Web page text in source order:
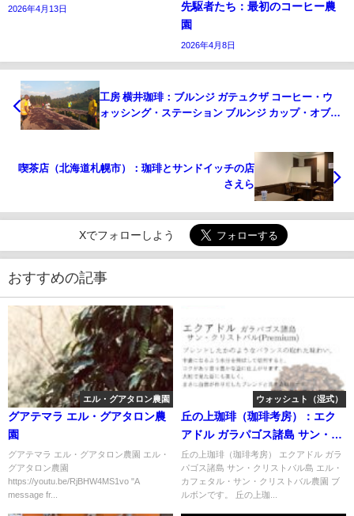
2026年4月13日
先駆者たち：最初のコーヒー農
園
2026年4月8日
工房 横井珈琲：ブルンジ ガテュクザ コーヒー・ウ
ォッシング・ステーション ブルンジ カップ・オブ・
喫茶店（北海道札幌市）：珈琲とサンドイッチの店
さえら
Xでフォローしよう
おすすめの記事
エル・グアタロン農園
グアテマラ エル・グアタロン農
園
グアテマラ エル・グアタロン農園 エル・
グアタロン農園
https://youtu.be/RjBHW4MS1vo "A
message fr...
ウォッシュト（湿式）
丘の上珈琲（珈琲考房）：エク
アドル ガラパゴス諸島 サン・ク
リストバル島 エル・カフェタ
ル・サン・クリストバル農園 ブ
ルボン
丘の上珈琲（珈琲考房） エクアドル ガラ
パゴス諸島 サン・クリストバル島 エル・
カフェタル・サン・クリストバル農園 ブ
ルボンです。 丘の上珈...